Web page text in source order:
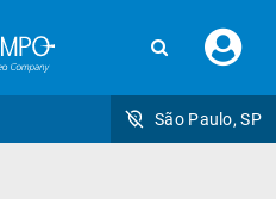
seu
São Paulo, SP